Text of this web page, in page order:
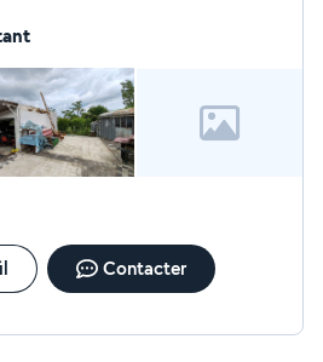
la livraisons, le jardinage,
des soins et massages
Contacter